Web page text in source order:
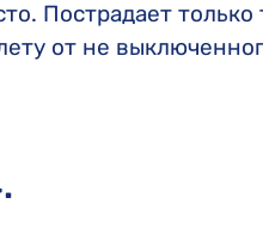
Пострадает
от не